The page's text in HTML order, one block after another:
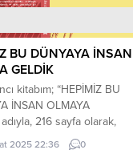
sevgili Münevver ve
BU DÜNYAYA İNSAN
GELDİK
kitabım; “HEPİMİZ BU
İNSAN OLMAYA
adıyla, 216 sayfa olarak,
çıkmış olup
satıştadır. Anlam, ahlâk,
2025 22:36 0